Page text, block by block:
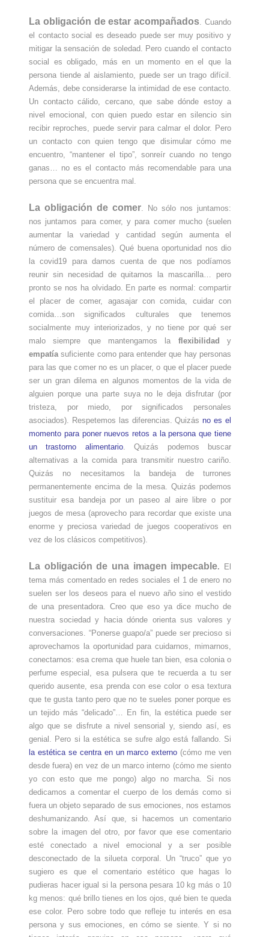
La obligación de estar acompañados . Cuando
el contacto social es deseado puede ser muy positivo y
mitigar la sensación de soledad. Pero cuando el contacto
social es obligado, más en un momento en el que la
persona tiende al aislamiento, puede ser un trago difícil.
Además, debe considerarse la intimidad de ese contacto.
Un contacto cálido, cercano, que sabe dónde estoy a
nivel emocional, con quien puedo estar en silencio sin
recibir reproches, puede servir para calmar el dolor. Pero
un contacto con quien tengo que disimular cómo me
encuentro, “mantener el tipo”, sonreír cuando no tengo
ganas… no es el contacto más recomendable para una
persona que se encuentra mal.
La obligación de comer . No sólo nos juntamos:
nos juntamos para comer, y para comer mucho (suelen
aumentar la variedad y cantidad según aumenta el
número de comensales). Qué buena oportunidad nos dio
la covid19 para darnos cuenta de que nos podíamos
reunir sin necesidad de quitarnos la mascarilla… pero
pronto se nos ha olvidado. En parte es normal: compartir
el placer de comer, agasajar con comida, cuidar con
comida…son significados culturales que tenemos
socialmente muy interiorizados, y no tiene por qué ser
malo siempre que mantengamos la flexibilidad
y
empatía suficiente como para entender que hay personas
para las que comer no es un placer, o que el placer puede
ser un gran dilema en algunos momentos de la vida de
alguien porque una parte suya no le deja disfrutar (por
tristeza, por miedo, por significados personales
asociados). Respetemos las diferencias. Quizásno es el
momento para poner nuevos retos a la persona que tiene
un trastorno alimentario. Quizás podemos buscar
alternativas a la comida para transmitir nuestro cariño.
Quizás no necesitamos la bandeja de turrones
permanentemente encima de la mesa. Quizás podemos
sustituir esa bandeja por un paseo al aire libre o por
juegos de mesa (aprovecho para recordar que existe una
enorme y preciosa variedad de juegos cooperativos en
vez de los clásicos competitivos).
La obligación de una imagen impecable.
El
tema más comentado en redes sociales el 1 de enero no
suelen ser los deseos para el nuevo año sino el vestido
de una presentadora. Creo que eso ya dice mucho de
nuestra sociedad y hacia dónde orienta sus valores y
conversaciones. “Ponerse guapo/a” puede ser precioso si
aprovechamos la oportunidad para cuidarnos, mimarnos,
conectarnos: esa crema que huele tan bien, esa colonia o
perfume especial, esa pulsera que te recuerda a tu ser
querido ausente, esa prenda con ese color o esa textura
que te gusta tanto pero que no te sueles poner porque es
un tejido más “delicado”… En fin, la estética puede ser
algo que se disfrute a nivel sensorial y, siendo así, es
genial. Pero si la estética se sufre algo está fallando. Si
la estética se centra en un marco externo (cómo me ven
desde fuera) en vez de un marco interno (cómo me siento
yo con esto que me pongo) algo no marcha. Si nos
dedicamos a comentar el cuerpo de los demás como si
fuera un objeto separado de sus emociones, nos estamos
deshumanizando. Así que, si hacemos un comentario
sobre la imagen del otro, por favor que ese comentario
esté conectado a nivel emocional y a ser posible
desconectado de la silueta corporal. Un “truco” que yo
sugiero es que el comentario estético que hagas lo
pudieras hacer igual si la persona pesara 10 kg más o 10
kg menos: qué brillo tienes en los ojos, qué bien te queda
ese color. Pero sobre todo que refleje tu interés en esa
persona y sus emociones, en cómo se siente. Y si no